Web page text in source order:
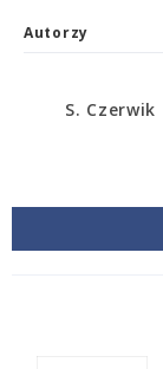
Autorzy
S. Czerwik